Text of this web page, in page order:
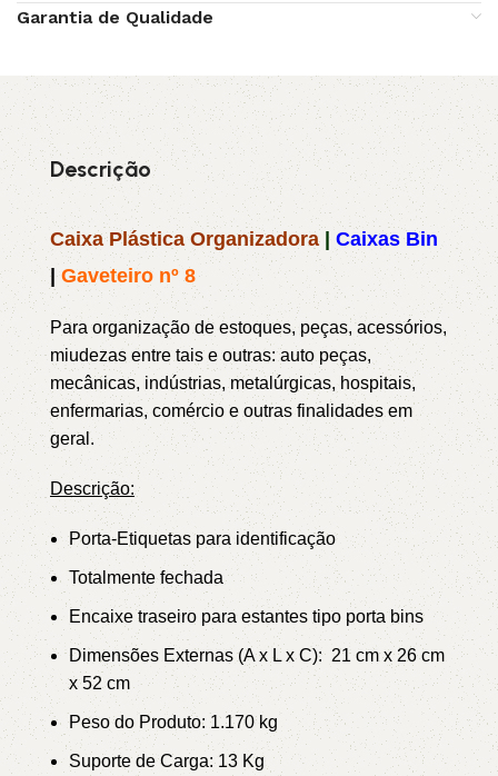
Garantia de Qualidade
Descrição
Caixa Plástica Organizadora
Caixas Bin
|Gaveteiro nº 8
Para organização de estoques, peças, acessórios,
miudezas entre tais e outras: auto peças,
mecânicas, indústrias, metalúrgicas, hospitais,
enfermarias, comércio e outras finalidades em
geral.
Descrição:
Porta-Etiquetas para identificação
Totalmente fechada
Encaixe traseiro para estantes tipo porta bins
Dimensões Externas (A x L x C): 21 cm x 26 cm
x 52 cm
Peso do Produto: 1.170 kg
Suporte de Carga: 13 Kg